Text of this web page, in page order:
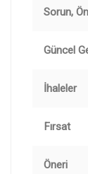
Sorun,
Güncel
İhaleler
Fırsat
Öneri